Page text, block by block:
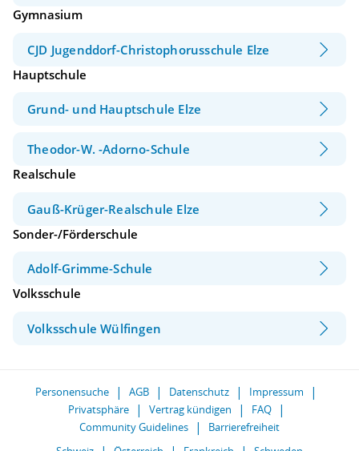
Gymnasium
CJD Jugenddorf-Christophorusschule Elze
Hauptschule
Grund- und Hauptschule Elze
Theodor-W. -Adorno-Schule
Realschule
Gauß-Krüger-Realschule Elze
Sonder-/Förderschule
Adolf-Grimme-Schule
Volksschule
Volksschule Wülfingen
Personensuche AGB Datenschutz
Impressum
Privatsphäre
Vertrag kündigen
FAQ
Community Guidelines
Barrierefreiheit